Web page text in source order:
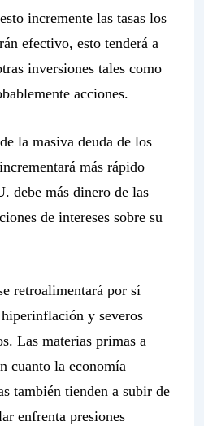
incremente las tasas los
efectivo, esto tenderá a
inversiones tales como
acciones.
la masiva deuda de los
más rápido
debe más dinero de las
de intereses sobre su
retroalimentará por sí
y severos
Las materias primas a
cuanto la economía
también tienden a subir de
enfrenta presiones